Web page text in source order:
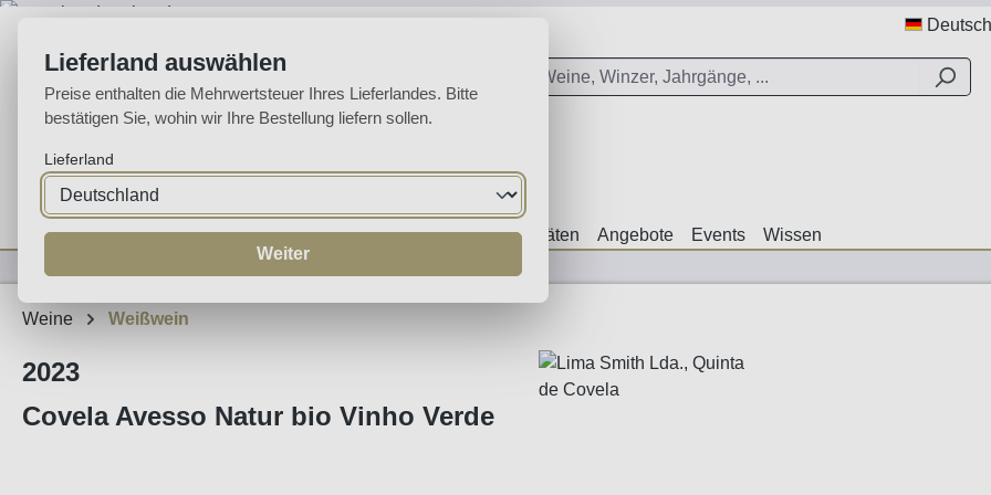
Deutsch
Home Weine Likörweine Espumante Aguardente Spezialitäten Angebote Events Wissen
Weine Weißwein
2023
Covela Avesso Natur bio Vinho Verde
Lieferland auswählen
Preise enthalten die Mehrwertsteuer Ihres Lieferlandes. Bitte
bestätigen Sie, wohin wir Ihre Bestellung liefern sollen.
Lieferland
Weiter